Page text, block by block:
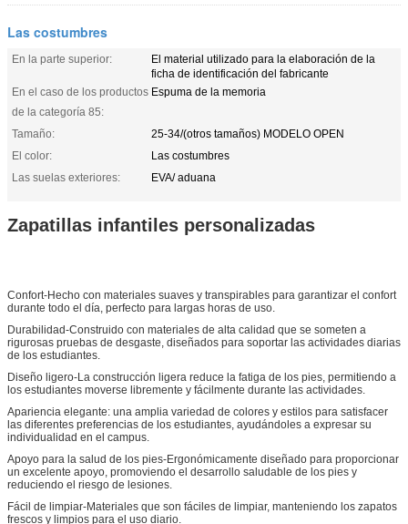
Las costumbres
En la parte superior:
El material utilizado para la elaboración de la
ficha de identificación del fabricante
En el caso de los productos
de la categoría 85:
Espuma de la memoria
Tamaño:
25-34/(otros tamaños) MODELO OPEN
El color:
Las costumbres
Las suelas exteriores:
EVA/ aduana
Zapatillas infantiles personalizadas
Confort-Hecho con materiales suaves y transpirables para garantizar el confort
durante todo el día, perfecto para largas horas de uso.
Durabilidad-Construido con materiales de alta calidad que se someten a
rigurosas pruebas de desgaste, diseñados para soportar las actividades diarias
de los estudiantes.
Diseño ligero-La construcción ligera reduce la fatiga de los pies, permitiendo a
los estudiantes moverse libremente y fácilmente durante las actividades.
Apariencia elegante: una amplia variedad de colores y estilos para satisfacer
las diferentes preferencias de los estudiantes, ayudándoles a expresar su
individualidad en el campus.
Apoyo para la salud de los pies-Ergonómicamente diseñado para proporcionar
un excelente apoyo, promoviendo el desarrollo saludable de los pies y
reduciendo el riesgo de lesiones.
Fácil de limpiar-Materiales que son fáciles de limpiar, manteniendo los zapatos
frescos y limpios para el uso diario.